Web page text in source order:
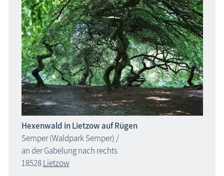
Wissenswertes
Veranstaltungen
Blog
Hexenwald in Lietzow auf Rügen
Semper (Waldpark Semper) /
an der Gabelung nach rechts
18528Lietzow